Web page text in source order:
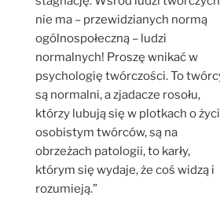
nie ma – przewidzianych normą
ogólnospołeczną – ludzi
normalnych! Proszę wnikać w
psychologię twórczości. To
są normalni, a zjadacze rosołu,
którzy lubują się w plotkach o
osobistym twórców, są na
obrzeżach patologii, to karły,
którym się wydaje, że coś widzą i
rozumieją.”